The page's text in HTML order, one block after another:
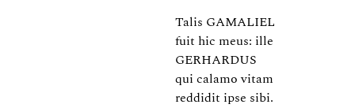
Talis GAMALIEL
fuit hic meus: ille
GERHARDUS
qui calamo vitam
reddidit ipse sibi.